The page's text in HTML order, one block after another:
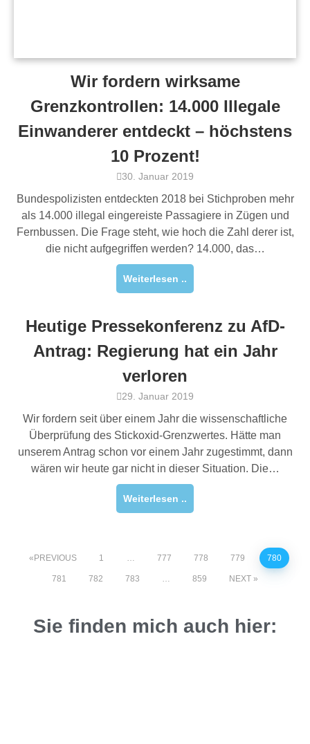
Wir fordern wirksame
Grenzkontrollen: 14.000 Illegale
Einwanderer entdeckt – höchstens
10 Prozent!
30. Januar 2019
Bundespolizisten entdeckten 2018 bei Stichproben mehr
als 14.000 illegal eingereiste Passagiere in Zügen und
Fernbussen. Die Frage steht, wie hoch die Zahl derer ist,
die nicht aufgegriffen werden? 14.000, das…
Weiterlesen ..
Heutige Pressekonferenz zu AfD-
Antrag: Regierung hat ein Jahr
verloren
29. Januar 2019
Wir fordern seit über einem Jahr die wissenschaftliche
Überprüfung des Stickoxid-Grenzwertes. Hätte man
unserem Antrag schon vor einem Jahr zugestimmt, dann
wären wir heute gar nicht in dieser Situation. Die…
Weiterlesen ..
PREVIOUS 1 … 777 778 779 780
781 782 783 … 859 NEXT
Sie finden mich auch hier: